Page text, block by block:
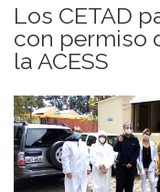
Los CETAD
con permiso
la ACESS